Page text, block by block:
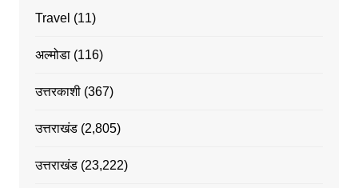
Travel (11)
अल्मोडा(116)
उत्तरकाशी(367)
उत्तराखंड(2,805)
उत्तराखंड(23,222)